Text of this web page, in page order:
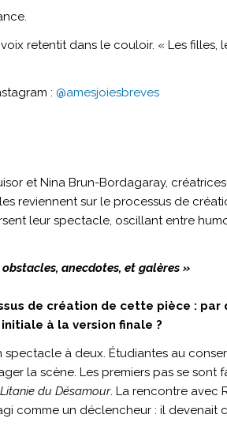
retentit dans le couloir. « Les filles,
: @amesjoiesbreves
et Nina Brun-Bordagaray,
reviennent sur le processus de
leur spectacle, oscillant entre
anecdotes, et galères »
de création de cette pièce : par
à la version finale ?
à deux. Étudiantes au
la scène. Les premiers pas se sont
Litanie du Désamour. La rencontre avec
comme un déclencheur : il devenait